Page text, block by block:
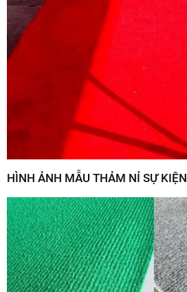
HÌNH ẢNH MẪU THẢM NỈ SỰ KIỆN